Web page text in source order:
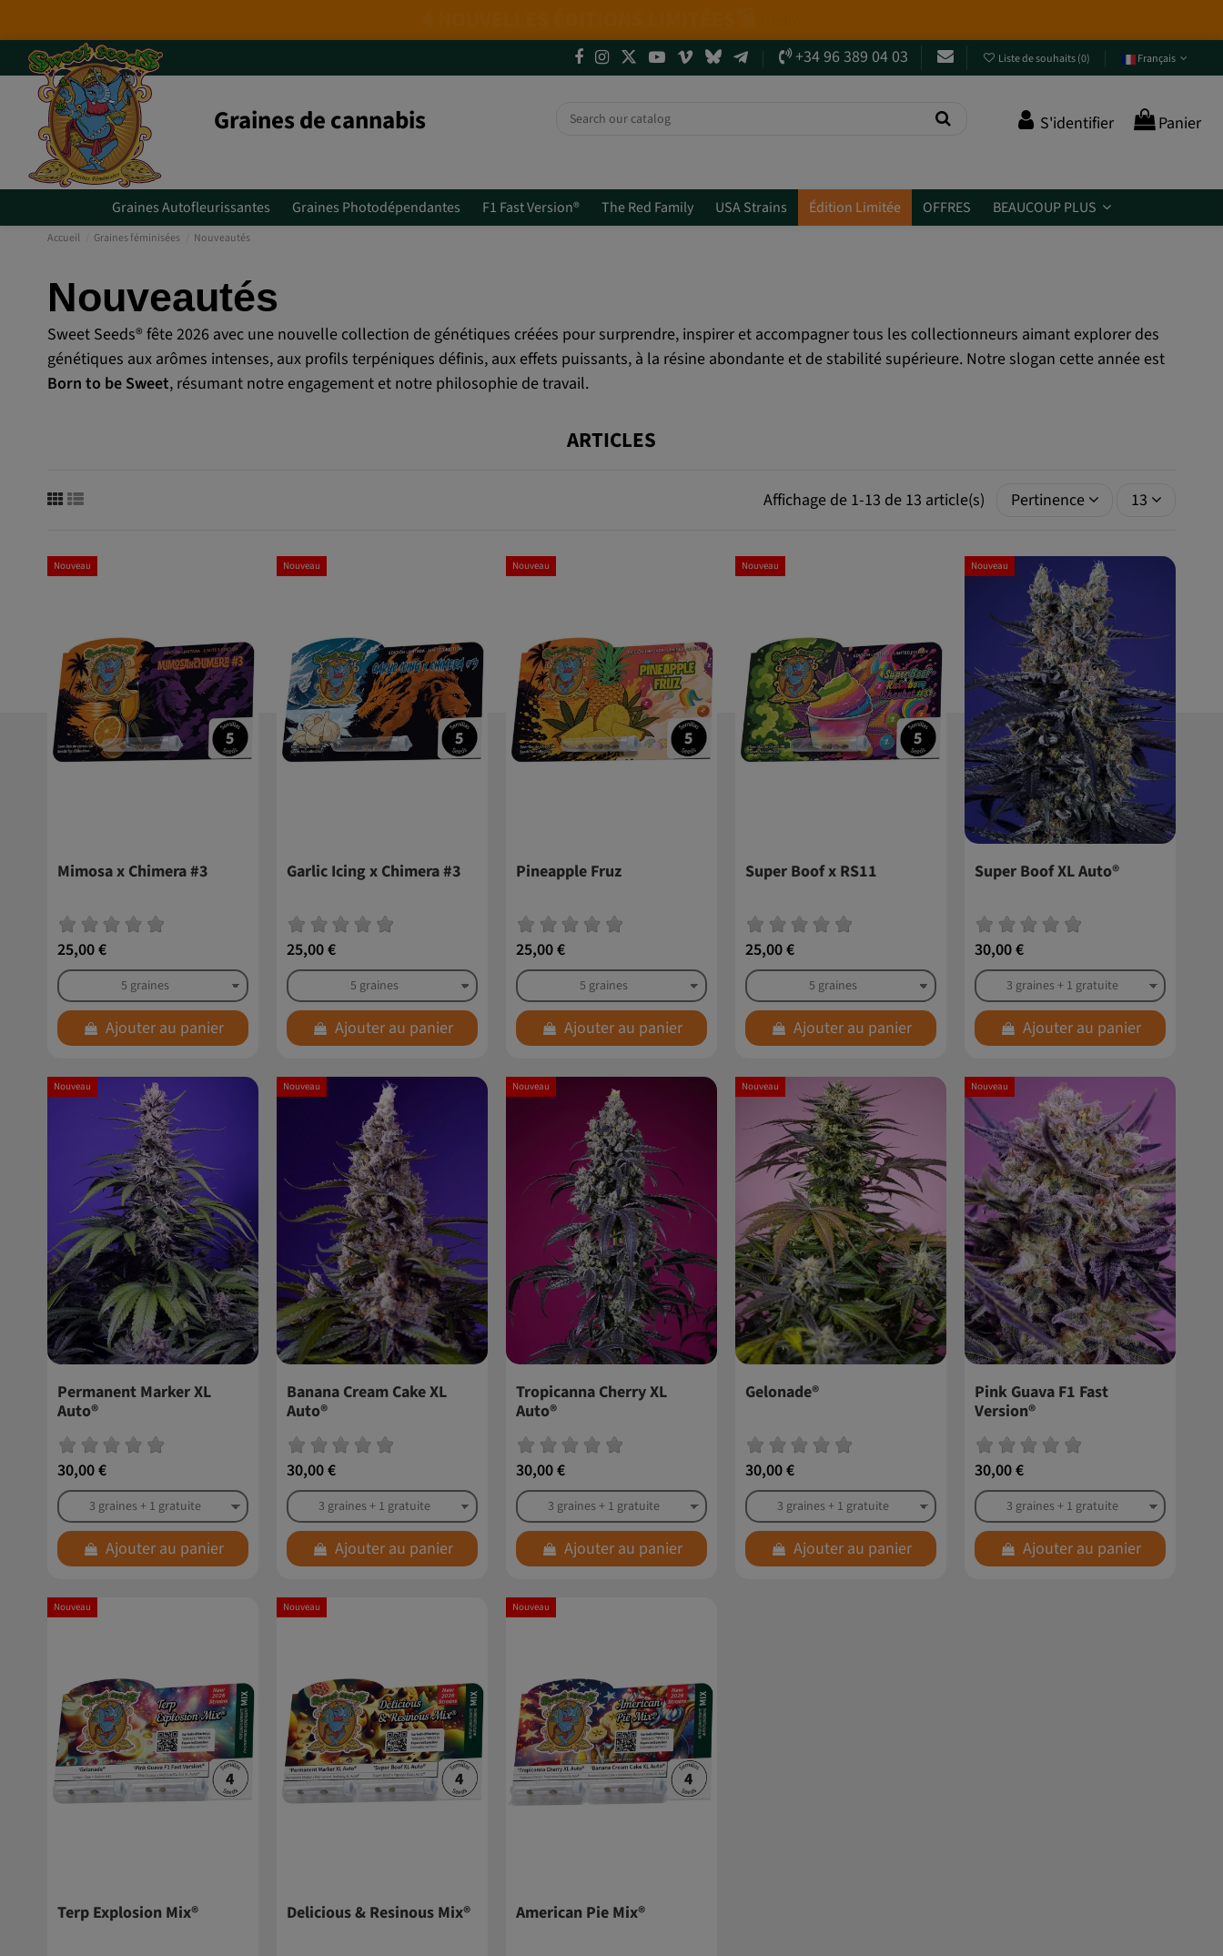
+34 96 389 04 03 Liste de souhaits(0) Français
Graines de cannabis S'identifier Panier
Graines Autofleurissantes Graines Photodépendantes F1 Fast Version® The Red Family USA Strains Édition Limitée OFFRES BEAUCOUP PLUS
Accueil Graines féminisées Nouveautés
Nouveautés
Sweet Seeds® fête 2026 avec une nouvelle collection de génétiques créées pour surprendre, inspirer et accompagner tous les collectionneurs aimant explorer des
génétiques aux arômes intenses, aux profils terpéniques définis, aux effets puissants, à la résine abondante et de stabilité supérieure. Notre slogan cette année est
Born to be Sweet, résumant notre engagement et notre philosophie de travail.
ARTICLES
Affichage de 1-13 de 13 article(s) Pertinence 13
Nouveau
Mimosa x Chimera #3
25,00 €
Ajouter au panier
Nouveau
Garlic Icing x Chimera #3
25,00 €
Ajouter au panier
Nouveau
Pineapple Fruz
25,00 €
Ajouter au panier
Nouveau
Super Boof x RS11
25,00 €
Ajouter au panier
Nouveau
Super Boof XL Auto®
30,00 €
Ajouter au panier
Nouveau
Permanent Marker XL
Auto®
30,00 €
Ajouter au panier
Nouveau
Banana Cream Cake XL
Auto®
30,00 €
Ajouter au panier
Nouveau
Tropicanna Cherry XL
Auto®
30,00 €
Ajouter au panier
Nouveau
Gelonade®
30,00 €
Ajouter au panier
Nouveau
Pink Guava F1 Fast
Version®
30,00 €
Ajouter au panier
Nouveau
Terp Explosion Mix®
Nouveau
Delicious & Resinous Mix®
Nouveau
American Pie Mix®